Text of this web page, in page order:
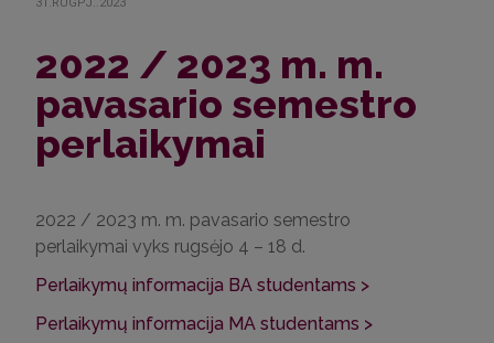
2022 / 2023 m. m.
pavasario semestro
perlaikymai
2022 / 2023 m. m. pavasario semestro
perlaikymai vyks rugsėjo 4 – 18 d.
Perlaikymų informacija BA studentams >
Perlaikymų informacija MA studentams >